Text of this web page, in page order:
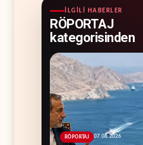
İLGILI HABERLER
RÖPORTAJ
kategorisinden
RÖPORTAJ 07.08.2026